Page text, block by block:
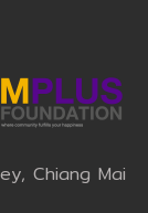
Chiang Mai